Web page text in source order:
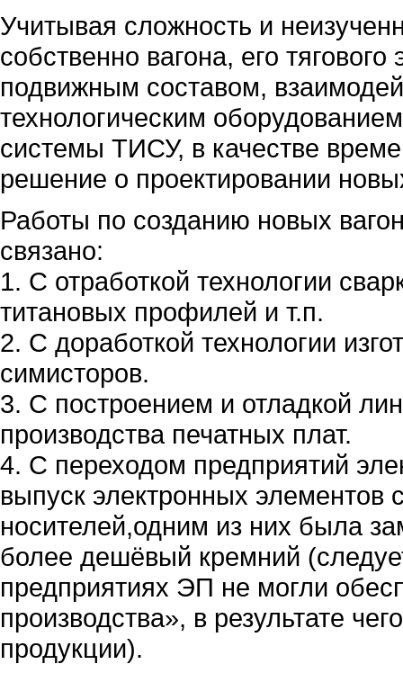
Учитывая сложность и
собственно вагона, его
подвижным составом,
технологическим
системы ТИСУ, в качестве
решение о проектировании
Работы по созданию новых
связано:
1. С отработкой технологии
титановых профилей и т.п.
2. С доработкой технологии
симисторов.
3. С построением и отладкой
производства печатных плат.
4. С переходом предприятий
выпуск электронных
носителей,одним из них была
более дешёвый кремний
предприятиях ЭП не могли
производства», в результате
продукции).